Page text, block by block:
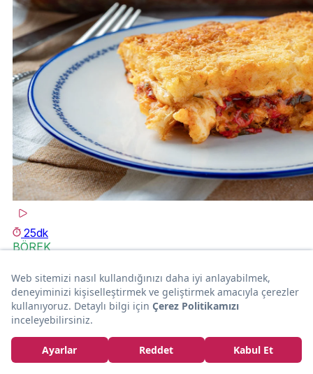
25dk
BÖREK
Hamursuz: Pastırmalı Biberli Kadayıf Böreği
Yasemin Gürsürer